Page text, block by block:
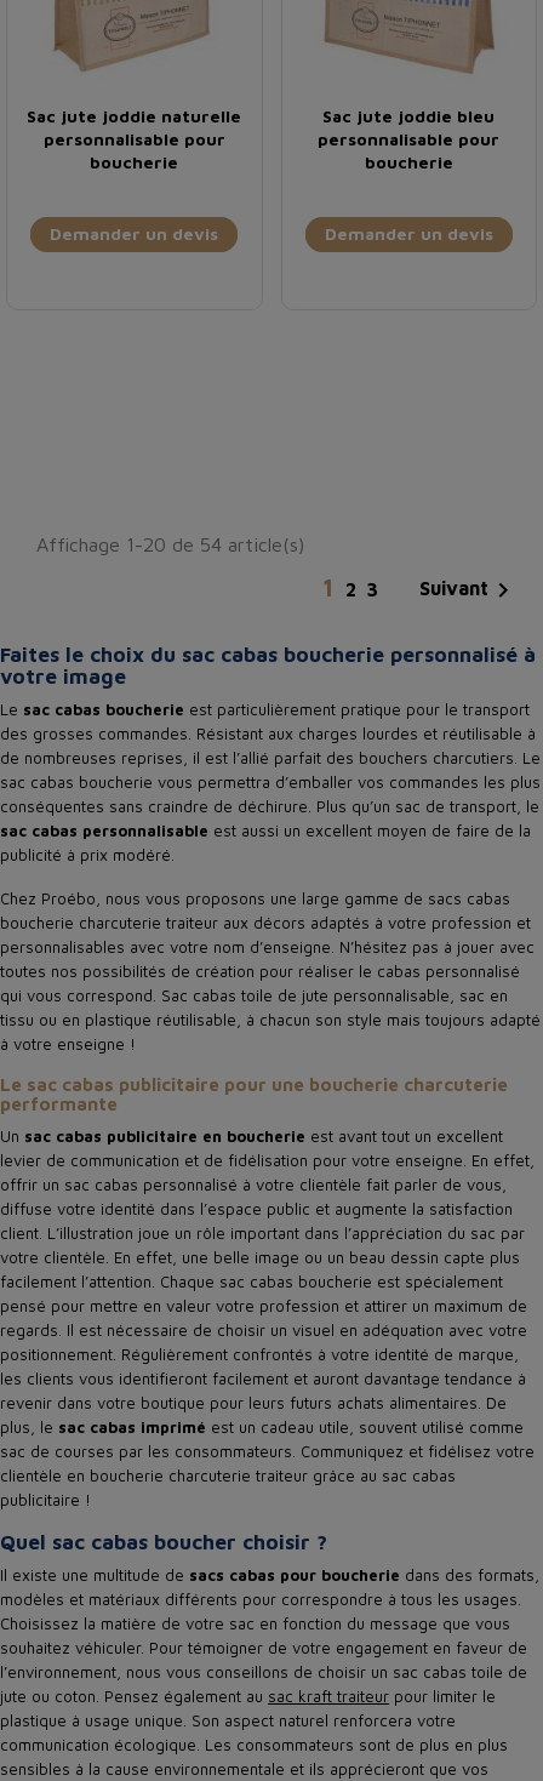
Sac jute joddie naturelle
personnalisable pour
boucherie
Demander un devis
Sac jute joddie bleu
personnalisable pour
boucherie
Demander un devis
Affichage 1-20 de 54 article(s)
1 2 3 Suivant 
Faites le choix du sac cabas boucherie personnalisé à
votre image
Le sac cabas boucherie est particulièrement pratique pour le transport
des grosses commandes. Résistant aux charges lourdes et réutilisable à
de nombreuses reprises, il est l’allié parfait des bouchers charcutiers. Le
sac cabas boucherie vous permettra d’emballer vos commandes les plus
conséquentes sans craindre de déchirure. Plus qu’un sac de transport, le
sac cabas personnalisable est aussi un excellent moyen de faire de la
publicité à prix modéré.
Chez Proébo, nous vous proposons une large gamme de sacs cabas
boucherie charcuterie traiteur aux décors adaptés à votre profession et
personnalisables avec votre nom d’enseigne. N’hésitez pas à jouer avec
toutes nos possibilités de création pour réaliser le cabas personnalisé
qui vous correspond. Sac cabas toile de jute personnalisable, sac en
tissu ou en plastique réutilisable, à chacun son style mais toujours adapté
à votre enseigne !
Le sac cabas publicitaire pour une boucherie charcuterie
performante
Un sac cabas publicitaire en boucherie est avant tout un excellent
levier de communication et de fidélisation pour votre enseigne. En effet,
offrir un sac cabas personnalisé à votre clientèle fait parler de vous,
diffuse votre identité dans l’espace public et augmente la satisfaction
client. L’illustration joue un rôle important dans l’appréciation du sac par
votre clientèle. En effet, une belle image ou un beau dessin capte plus
facilement l’attention. Chaque sac cabas boucherie est spécialement
pensé pour mettre en valeur votre profession et attirer un maximum de
regards. Il est nécessaire de choisir un visuel en adéquation avec votre
positionnement. Régulièrement confrontés à votre identité de marque,
les clients vous identifieront facilement et auront davantage tendance à
revenir dans votre boutique pour leurs futurs achats alimentaires. De
plus, le sac cabas imprimé est un cadeau utile, souvent utilisé comme
sac de courses par les consommateurs. Communiquez et fidélisez votre
clientèle en boucherie charcuterie traiteur grâce au sac cabas
publicitaire !
Quel sac cabas boucher choisir ?
Il existe une multitude de sacs cabas pour boucherie dans des formats,
modèles et matériaux différents pour correspondre à tous les usages.
Choisissez la matière de votre sac en fonction du message que vous
souhaitez véhiculer. Pour témoigner de votre engagement en faveur de
l’environnement, nous vous conseillons de choisir un sac cabas toile de
jute ou coton. Pensez également au sac kraft traiteur pour limiter le
plastique à usage unique. Son aspect naturel renforcera votre
communication écologique. Les consommateurs sont de plus en plus
sensibles à la cause environnementale et ils apprécieront que vos